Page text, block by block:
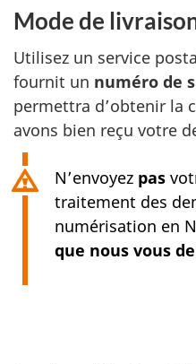
Mode de
Utilisez un service
fournit un numéro de
permettra d’obtenir la
avons bien reçu votre
N’envoyez pas
traitement des
numérisation en
que nous vous